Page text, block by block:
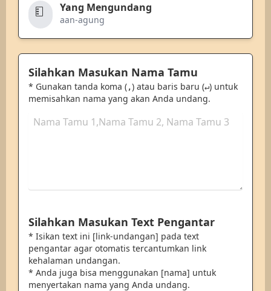
Yang Mengundang
aan-agung
Silahkan Masukan Nama Tamu
* Gunakan tanda koma (,) atau baris baru (↵) untuk
memisahkan nama yang akan Anda undang.
Silahkan Masukan Text Pengantar
* Isikan text ini [link-undangan] pada text
pengantar agar otomatis tercantumkan link
kehalaman undangan.
* Anda juga bisa menggunakan [nama] untuk
menyertakan nama yang Anda undang.